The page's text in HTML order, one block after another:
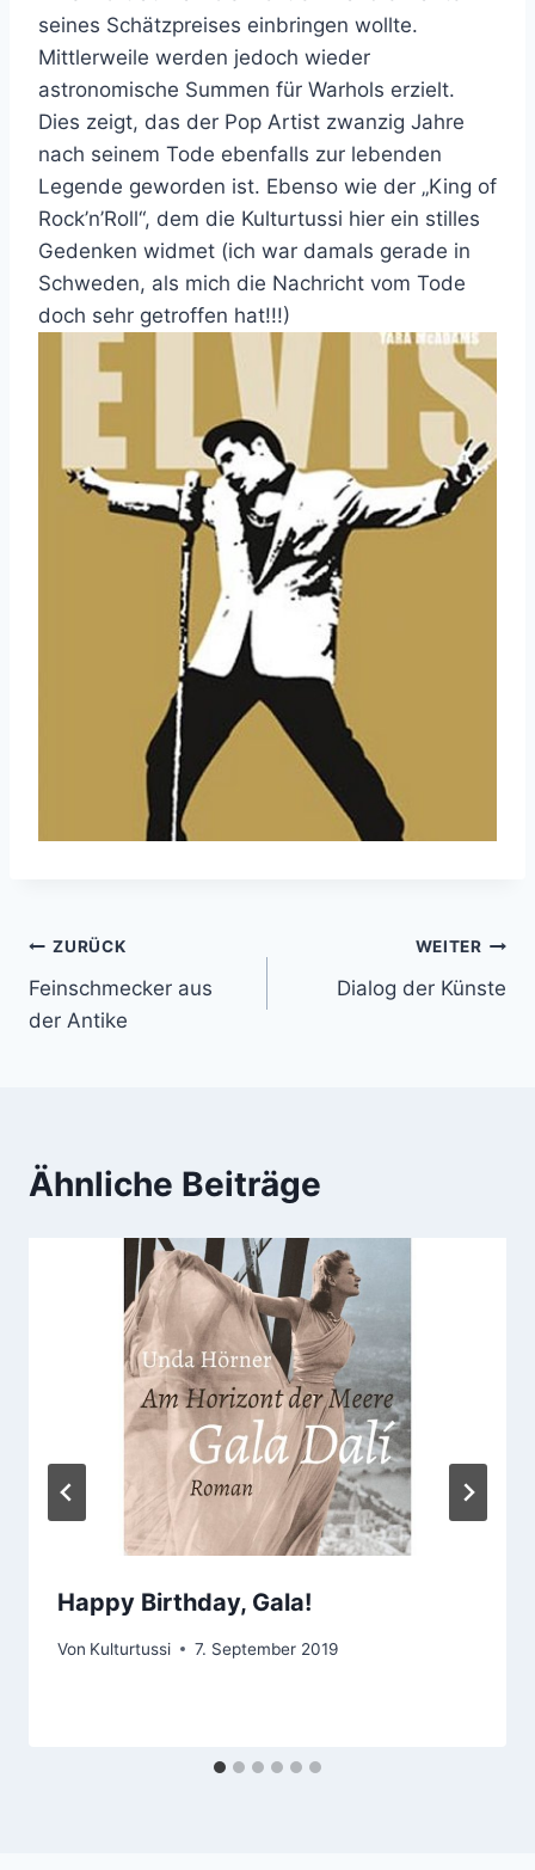
seines Schätzpreises einbringen wollte.
Mittlerweile werden jedoch wieder
astronomische Summen für Warhols erzielt.
Dies zeigt, das der Pop Artist zwanzig Jahre
nach seinem Tode ebenfalls zur lebenden
Legende geworden ist. Ebenso wie der „King of
Rock’n’Roll“, dem die Kulturtussi hier ein stilles
Gedenken widmet (ich war damals gerade in
Schweden, als mich die Nachricht vom Tode
doch sehr getroffen hat!!!)
Beitragsnavigation
ZURÜCK
Feinschmecker aus
der Antike
WEITER
Dialog der Künste
Ähnliche Beiträge
Happy Birthday, Gala!
Von Kulturtussi 7. September 2019